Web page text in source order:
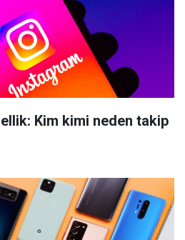
Kim kimi neden takip